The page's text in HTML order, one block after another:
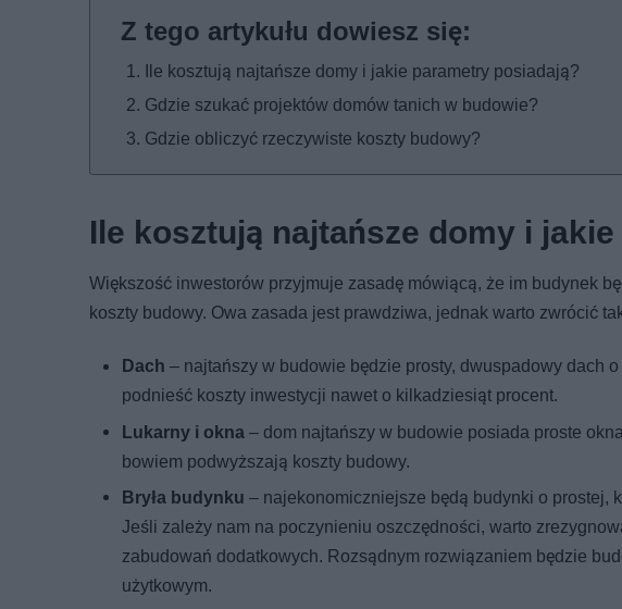
Ile kosztują najtańsze domy i jakie parametry posiadają?
Gdzie szukać projektów domów tanich w budowie?
Gdzie obliczyć rzeczywiste koszty budowy?
Ile kosztują najtańsze domy i
Większość inwestorów przyjmuje zasadę mówiącą, że im budynek
koszty budowy. Owa zasada jest prawdziwa, jednak warto zwrócić
Dach – najtańszy w budowie będzie prosty, dwuspadowy dach
podnieść koszty inwestycji nawet o kilkadziesiąt procent.
Lukarny i okna – dom najtańszy w budowie posiada proste
bowiem podwyższają koszty budowy.
Bryła budynku – najekonomiczniejsze będą budynki o prostej,
Jeśli zależy nam na poczynieniu oszczędności, warto
zabudowań dodatkowych. Rozsądnym rozwiązaniem będzie
użytkowym.